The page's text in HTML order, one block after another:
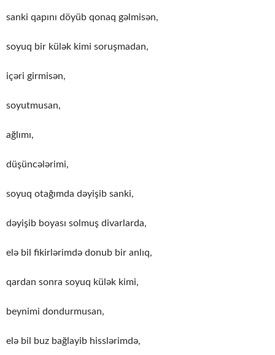
sanki qapını döyüb qonaq gəlmisən,
soyuq bir külək kimi soruşmadan,
içəri girmisən,
soyutmusan,
ağlımı,
düşüncələrimi,
soyuq otağımda dəyişib sanki,
dəyişib boyası solmuş divarlarda,
elə bil fikirlərimdə donub bir anlıq,
qardan sonra soyuq külək kimi,
beynimi dondurmusan,
elə bil buz bağlayib hisslərimdə,